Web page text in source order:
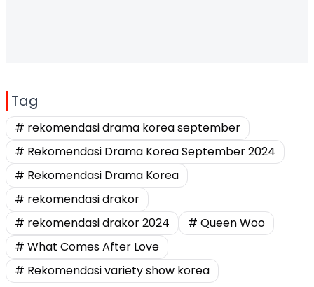
Tag
# rekomendasi drama korea september
# Rekomendasi Drama Korea September 2024
# Rekomendasi Drama Korea
# rekomendasi drakor
# rekomendasi drakor 2024
# Queen Woo
# What Comes After Love
# Rekomendasi variety show korea